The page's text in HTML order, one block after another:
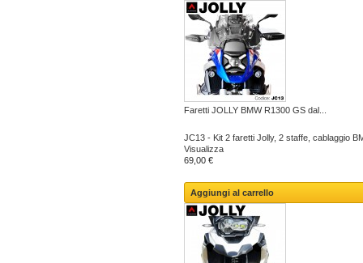
Faretti JOLLY BMW R1300 GS dal...
JC13 - Kit 2 faretti Jolly, 2 staffe, cablaggio
Visualizza
69,00 €
Aggiungi al carrello